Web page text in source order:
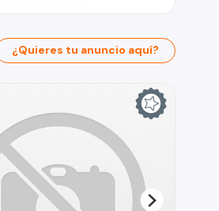
¿Quieres tu anuncio aquí?